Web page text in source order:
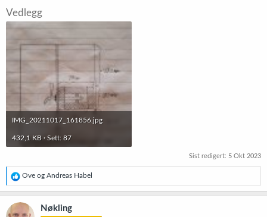
Vedlegg
IMG_20211017_161856.jpg
432,1 KB · Sett: 87
Sist redigert: 5 Okt 2023
R
e
a
k
s
Ove og Andreas Habel
Nøkling